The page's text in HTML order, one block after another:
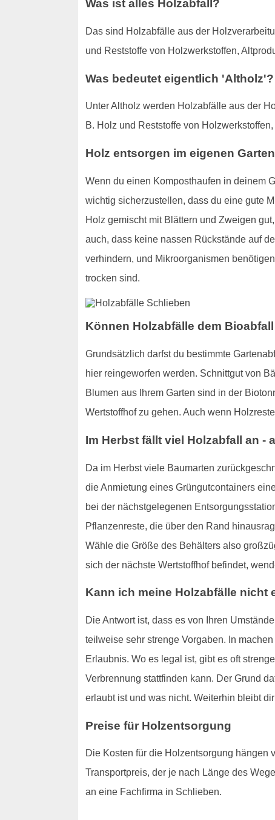
Was ist alles Holzabfall?
Das sind Holzabfälle aus der
und Reststoffe von Holzwerkstoffen,
Was bedeutet eigentlich 'Altholz'?
Unter Altholz werden Holzabfälle aus der
B. Holz und Reststoffe von
Holz entsorgen im eigenen Garten
Wenn du einen Komposthaufen in deinem
wichtig sicherzustellen, dass du eine gute
Holz gemischt mit Blättern und Zweigen
auch, dass keine nassen Rückstände auf
verhindern, und Mikroorganismen
trocken sind.
Können Holzabfälle dem
Grundsätzlich darfst du bestimmte
hier reingeworfen werden. Schnittgut von
Blumen aus Ihrem Garten sind in der
Wertstoffhof zu gehen. Auch wenn
Im Herbst fällt viel Holzabfall an -
Da im Herbst viele Baumarten
die Anmietung eines Grüngutcontainers
bei der nächstgelegenen
Pflanzenreste, die über den Rand
Wähle die Größe des Behälters also
sich der nächste Wertstoffhof befindet,
Kann ich meine Holzabfälle nicht
Die Antwort ist, dass es von Ihren
teilweise sehr strenge Vorgaben. In
Erlaubnis. Wo es legal ist, gibt es oft
Verbrennung stattfinden kann. Der Grund
erlaubt ist und was nicht. Weiterhin bleibt
Preise für Holzentsorgung
Die Kosten für die Holzentsorgung hängen
Transportpreis, der je nach Länge des
an eine Fachfirma in Schlieben.